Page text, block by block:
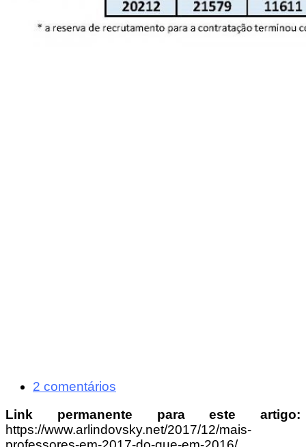
2 comentários
Link permanente para este artigo:
https://www.arlindovsky.net/2017/12/mais-